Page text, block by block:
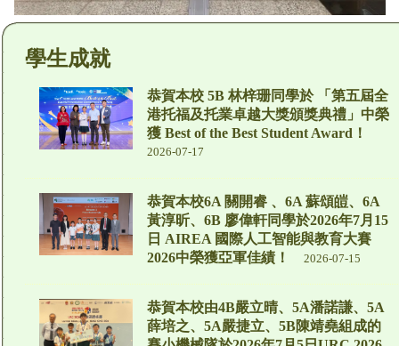
學生成就
恭賀本校 5B 林梓珊同學於 「第五屆全
港托福及托業卓越大獎頒獎典禮」中榮
獲 Best of the Best Student Award！
2026-07-17
恭賀本校6A 關開睿 、6A 蘇頌皚、6A
黃淳昕、6B 廖偉軒同學於2026年7月15
日 AIREA 國際人工智能與教育大賽
2026中榮獲亞軍佳績！
2026-07-15
恭賀本校由4B嚴立晴、5A潘諾謙、5A
薛培之、5A嚴捷立、5B陳靖堯組成的